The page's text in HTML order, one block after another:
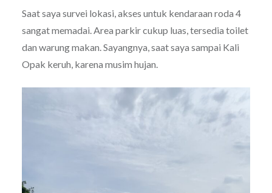
Saat saya survei lokasi, akses untuk kendaraan roda 4
sangat memadai. Area parkir cukup luas, tersedia toilet
dan warung makan. Sayangnya, saat saya sampai Kali
Opak keruh, karena musim hujan.